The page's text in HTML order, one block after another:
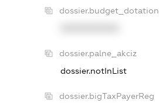
dossier.budget_dotation
dossier.palne_akciz
dossier.notInList
dossier.bigTaxPayerReg